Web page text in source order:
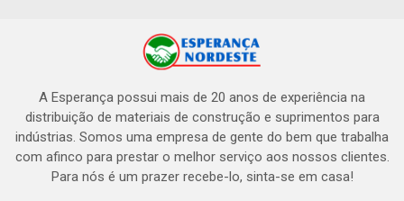
A Esperança possui mais de 20 anos de experiência na
distribuição de materiais de construção e suprimentos para
indústrias. Somos uma empresa de gente do bem que trabalha
com afinco para prestar o melhor serviço aos nossos clientes.
Para nós é um prazer recebe-lo, sinta-se em casa!